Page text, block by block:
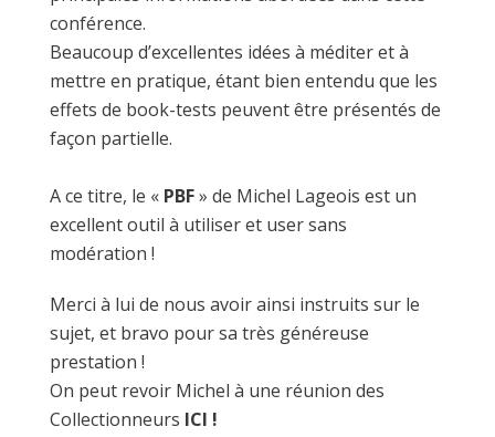
conférence.
Beaucoup d’excellentes idées à méditer et à
mettre en pratique, étant bien entendu que les
effets de book-tests peuvent être présentés de
façon partielle.
A ce titre, le « PBF» de Michel Lageois est un
excellent outil à utiliser et user sans
modération !
Merci à lui de nous avoir ainsi instruits sur le
sujet, et bravo pour sa très généreuse
prestation !
On peut revoir Michel à une réunion des
Collectionneurs ICI !